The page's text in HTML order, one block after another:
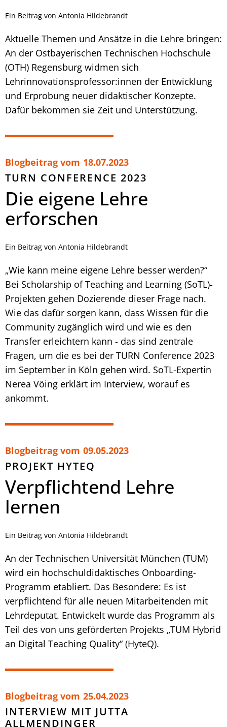
Ein Beitrag von Antonia Hildebrandt
Aktuelle Themen und Ansätze in die Lehre bringen:
An der Ostbayerischen Technischen Hochschule
(OTH) Regensburg widmen sich
Lehrinnovationsprofessor:innen der Entwicklung
und Erprobung neuer didaktischer Konzepte.
Dafür bekommen sie Zeit und Unterstützung.
Blogbeitrag vom 18.07.2023
TURN CONFERENCE 2023
Die eigene Lehre
erforschen
Ein Beitrag von Antonia Hildebrandt
„Wie kann meine eigene Lehre besser werden?“
Bei Scholarship of Teaching and Learning (SoTL)-
Projekten gehen Dozierende dieser Frage nach.
Wie das dafür sorgen kann, dass Wissen für die
Community zugänglich wird und wie es den
Transfer erleichtern kann - das sind zentrale
Fragen, um die es bei der TURN Conference 2023
im September in Köln gehen wird. SoTL-Expertin
Nerea Vöing erklärt im Interview, worauf es
ankommt.
Blogbeitrag vom 09.05.2023
PROJEKT HYTEQ
Verpflichtend Lehre
lernen
Ein Beitrag von Antonia Hildebrandt
An der Technischen Universität München (TUM)
wird ein hochschuldidaktisches Onboarding-
Programm etabliert. Das Besondere: Es ist
verpflichtend für alle neuen Mitarbeitenden mit
Lehrdeputat. Entwickelt wurde das Programm als
Teil des von uns geförderten Projekts „TUM Hybrid
an Digital Teaching Quality“ (HyteQ).
Blogbeitrag vom 25.04.2023
INTERVIEW MIT JUTTA
ALLMENDINGER